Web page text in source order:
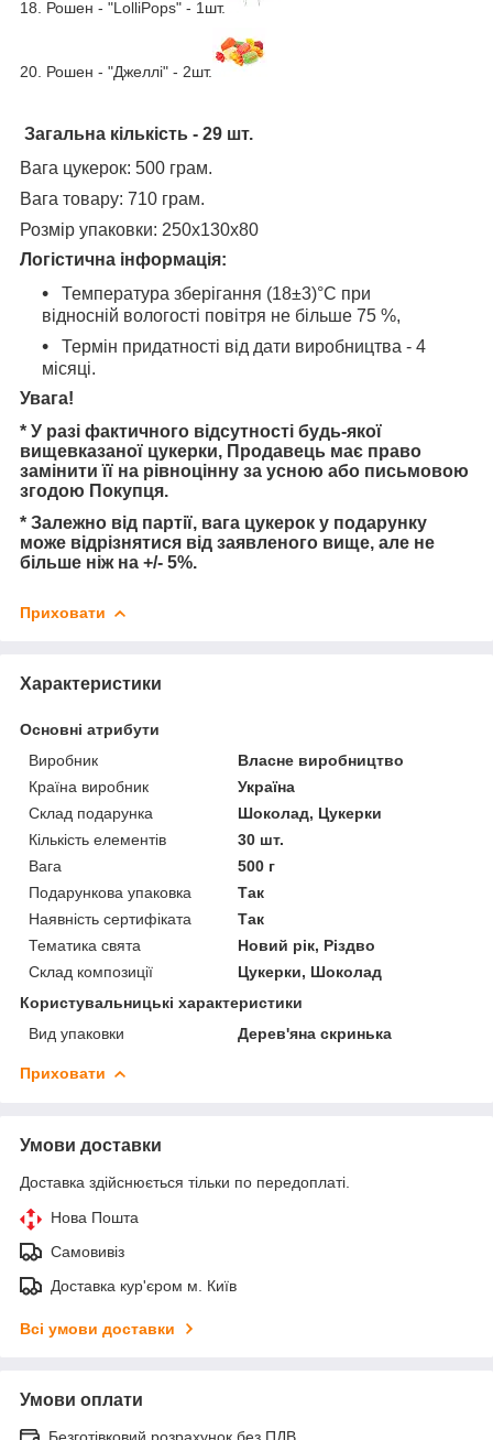
18. Рошен - "LolliPops" - 1шт.
20. Рошен - "Джеллі" - 2шт.
Загальна кількість - 29 шт.
Вага цукерок: 500 грам.
Вага товару: 710 грам.
Розмір упаковки: 250х130х80
Логістична інформація:
Температура зберігання (18±3)°С при
відносній вологості повітря не більше 75 %,
Термін придатності від дати виробництва - 4
місяці.
Увага!
* У разі фактичного відсутності будь-якої
вищевказаної цукерки, Продавець має право
замінити її на рівноцінну за усною або письмовою
згодою Покупця.
* Залежно від партії, вага цукерок у подарунку
може відрізнятися від заявленого вище, але не
більше ніж на +/- 5%.
Приховати
Характеристики
Основні атрибути
Виробник
Власне виробництво
Країна виробник
Україна
Склад подарунка
Шоколад, Цукерки
Кількість елементів
30 шт.
Вага
500 г
Подарункова упаковка
Так
Наявність сертифіката
Так
Тематика свята
Новий рік, Різдво
Склад композиції
Цукерки, Шоколад
Користувальницькі характеристики
Вид упаковки
Дерев'яна скринька
Приховати
Умови доставки
Доставка здійснюється тільки по передоплаті.
Нова Пошта
Самовивіз
Доставка кур'єром м. Київ
Всі умови доставки
Умови оплати